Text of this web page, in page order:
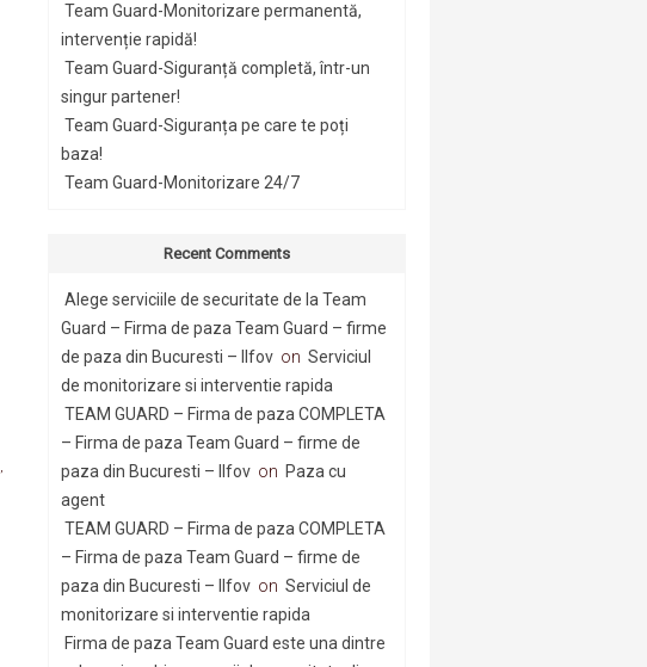
,
Team Guard-Monitorizare permanentă,
intervenție rapidă!
Team Guard-Siguranță completă, într-un
singur partener!
Team Guard-Siguranța pe care te poți
baza!
Team Guard-Monitorizare 24/7
Recent Comments
Alege serviciile de securitate de la Team
Guard – Firma de paza Team Guard – firme
de paza din Bucuresti – Ilfov on Serviciul
de monitorizare si interventie rapida
TEAM GUARD – Firma de paza COMPLETA
– Firma de paza Team Guard – firme de
paza din Bucuresti – Ilfov on Paza cu
agent
TEAM GUARD – Firma de paza COMPLETA
– Firma de paza Team Guard – firme de
paza din Bucuresti – Ilfov on Serviciul de
monitorizare si interventie rapida
Firma de paza Team Guard este una dintre